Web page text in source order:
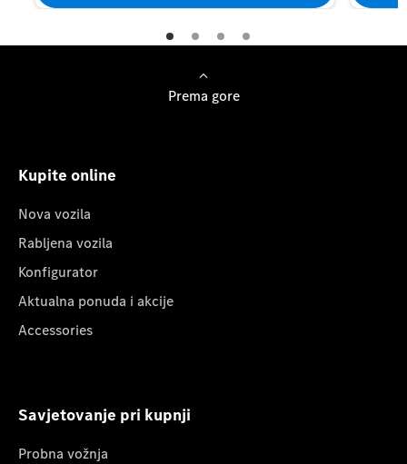
Prema gore
Kupite online
Nova vozila
Rabljena vozila
Konfigurator
Aktualna ponuda i akcije
Accessories
Savjetovanje pri kupnji
Probna vožnja